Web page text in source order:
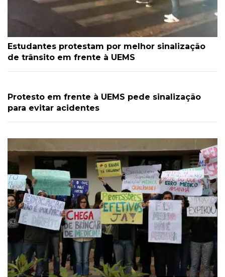
Estudantes protestam por melhor sinalização
de trânsito em frente à UEMS
Protesto em frente à UEMS pede sinalização
para evitar acidentes